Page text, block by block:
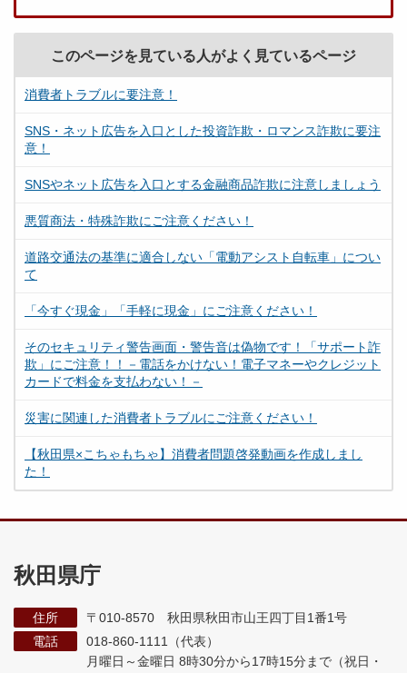
このページを見ている人がよく見ているページ
消費者トラブルに要注意！
SNS・ネット広告を入口とした投資詐欺・ロマンス詐欺に要注
意！
SNSやネット広告を入口とする金融商品詐欺に注意しましょう
悪質商法・特殊詐欺にご注意ください！
道路交通法の基準に適合しない「電動アシスト自転車」につい
て
「今すぐ現金」「手軽に現金」にご注意ください！
そのセキュリティ警告画面・警告音は偽物です！「サポート詐
欺」にご注意！！－電話をかけない！電子マネーやクレジット
カードで料金を支払わない！－
災害に関連した消費者トラブルにご注意ください！
【秋田県×こちゃもちゃ】消費者問題啓発動画を作成しまし
た！
秋田県庁
住所
〒010-8570 秋田県秋田市山王四丁目1番1号
電話
018-860-1111（代表）
月曜日～金曜日 8時30分から17時15分まで （祝日・